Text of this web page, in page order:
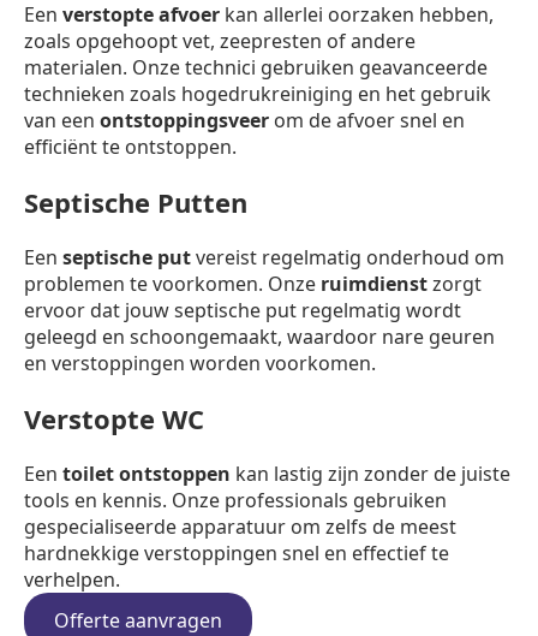
Een verstopte afvoer kan allerlei oorzaken hebben,
zoals opgehoopt vet, zeepresten of andere
materialen. Onze technici gebruiken geavanceerde
technieken zoals hogedrukreiniging en het gebruik
van een ontstoppingsveer om de afvoer snel en
efficiënt te ontstoppen.
Septische Putten
Een septische putvereist regelmatig onderhoud om
problemen te voorkomen. Onze ruimdienstzorgt
ervoor dat jouw septische put regelmatig wordt
geleegd en schoongemaakt, waardoor nare geuren
en verstoppingen worden voorkomen.
Verstopte WC
Een toilet ontstoppen kan lastig zijn zonder de juiste
tools en kennis. Onze professionals gebruiken
gespecialiseerde apparatuur om zelfs de meest
hardnekkige verstoppingen snel en effectief te
verhelpen.
Offerte aanvragen